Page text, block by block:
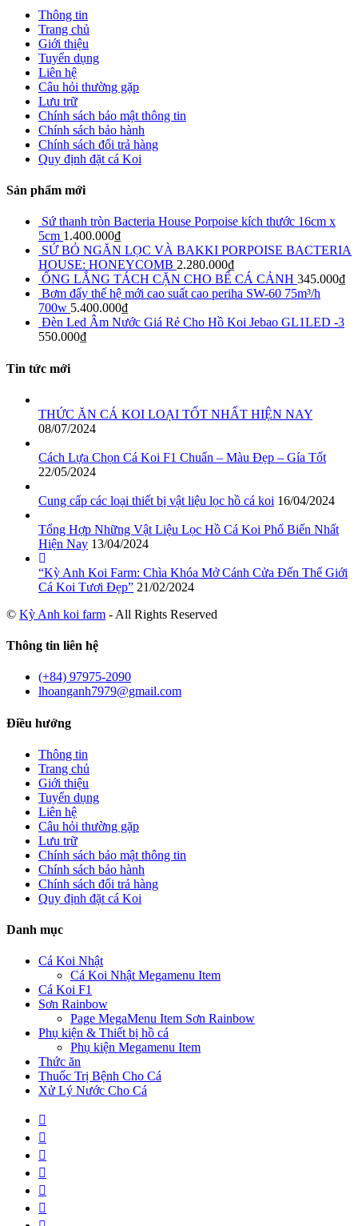
Thông tin
Trang chủ
Giới thiệu
Tuyển dụng
Liên hệ
Câu hỏi thường gặp
Lưu trữ
Chính sách bảo mật thông tin
Chính sách bảo hành
Chính sách đổi trả hàng
Quy định đặt cá Koi
Sản phẩm mới
Sứ thanh tròn Bacteria House Porpoise kích thước 16cm x
5cm 1.400.000₫
SỨ BỎ NGĂN LỌC VÀ BAKKI PORPOISE BACTERIA
HOUSE: HONEYCOMB 2.280.000₫
ỐNG LẮNG TÁCH CẶN CHO BỂ CÁ CẢNH 345.000₫
Bơm đẩy thế hệ mới cao suất cao periha SW-60 75m³/h
700w 5.400.000₫
Đèn Led Âm Nước Giá Rẻ Cho Hồ Koi Jebao GL1LED -3
550.000₫
Tin tức mới
THỨC ĂN CÁ KOI LOẠI TỐT NHẤT HIỆN NAY
08/07/2024
Cách Lựa Chọn Cá Koi F1 Chuẩn – Màu Đẹp – Gía Tốt
22/05/2024
Cung cấp các loại thiết bị vật liệu lọc hồ cá koi 16/04/2024
Tổng Hợp Những Vật Liệu Lọc Hồ Cá Koi Phổ Biến Nhất
Hiện Nay 13/04/2024
“Kỳ Anh Koi Farm: Chìa Khóa Mở Cánh Cửa Đến Thế Giới
Cá Koi Tươi Đẹp” 21/02/2024
© Kỳ Anh koi farm - All Rights Reserved
Thông tin liên hệ
(+84) 97975-2090
lhoanganh7979@gmail.com
Điều hướng
Thông tin
Trang chủ
Giới thiệu
Tuyển dụng
Liên hệ
Câu hỏi thường gặp
Lưu trữ
Chính sách bảo mật thông tin
Chính sách bảo hành
Chính sách đổi trả hàng
Quy định đặt cá Koi
Danh mục
Cá Koi Nhật
Cá Koi Nhật Megamenu Item
Cá Koi F1
Sơn Rainbow
Page MegaMenu Item Sơn Rainbow
Phụ kiện & Thiết bị hồ cá
Phụ kiện Megamenu Item
Thức ăn
Thuốc Trị Bệnh Cho Cá
Xử Lý Nước Cho Cá